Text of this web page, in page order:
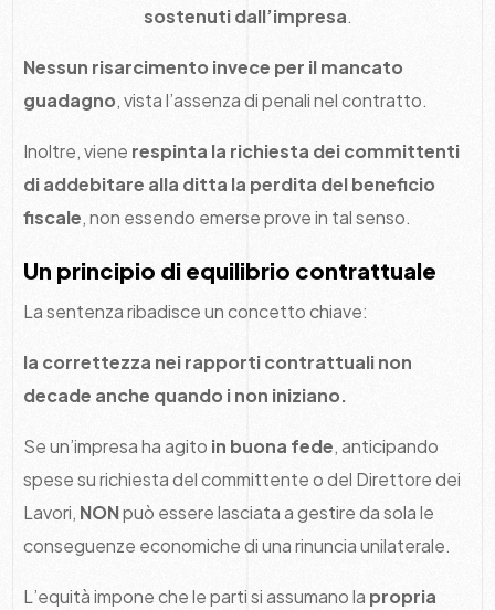
sostenuti dall’impresa.
Nessun risarcimento invece per il mancato
guadagno, vista l’assenza di penali nel contratto.
Inoltre, viene respinta la richiesta dei committenti
di addebitare alla ditta la perdita del beneficio
fiscale, non essendo emerse prove in tal senso.
Un principio di equilibrio contrattuale
La sentenza ribadisce un concetto chiave:
la correttezza nei rapporti contrattuali non
decade anche quando i non iniziano.
Se un’impresa ha agito in buona fede, anticipando
spese su richiesta del committente o del Direttore dei
Lavori, NONpuò essere lasciata a gestire da sola le
conseguenze economiche di una rinuncia unilaterale.
L’equità impone che le parti si assumano la propria